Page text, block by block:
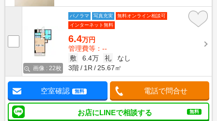
画像 : 22枚
パノラマ 写真充実
無料オンライン相談可
インターネット無料
6.4万円
管理費等：--
敷
6.4万 礼
なし
3階
1R 25.67㎡
空室確認 無料 電話で問合せ
お店にLINEで相談する 無料